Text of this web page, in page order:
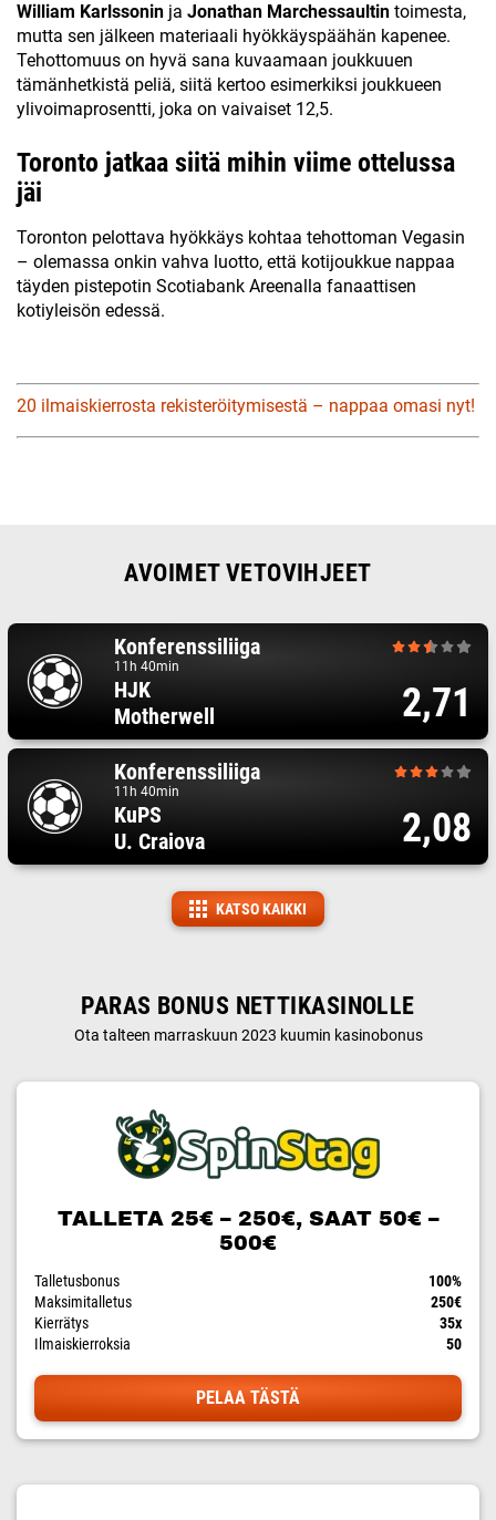
William Karlssonin ja Jonathan Marchessaultin toimesta,
mutta sen jälkeen materiaali hyökkäyspäähän kapenee.
Tehottomuus on hyvä sana kuvaamaan joukkuuen
tämänhetkistä peliä, siitä kertoo esimerkiksi joukkueen
ylivoimaprosentti, joka on vaivaiset 12,5.
Toronto jatkaa siitä mihin viime ottelussa
jäi
Toronton pelottava hyökkäys kohtaa tehottoman Vegasin
– olemassa onkin vahva luotto, että kotijoukkue nappaa
täyden pistepotin Scotiabank Areenalla fanaattisen
kotiyleisön edessä.
20 ilmaiskierrosta rekisteröitymisestä – nappaa omasi nyt!
AVOIMET VETOVIHJEET
Konferenssiliiga
11h 40min
HJK
Motherwell
2,71
Konferenssiliiga
11h 40min
KuPS
U. Craiova
2,08
KATSO KAIKKI
PARAS BONUS NETTIKASINOLLE
Ota talteen marraskuun 2023 kuumin kasinobonus
TALLETA 25€ – 250€, SAAT 50€ –
500€
Talletusbonus
100%
Maksimitalletus
250€
Kierrätys
35x
Ilmaiskierroksia
50
PELAA TÄSTÄ